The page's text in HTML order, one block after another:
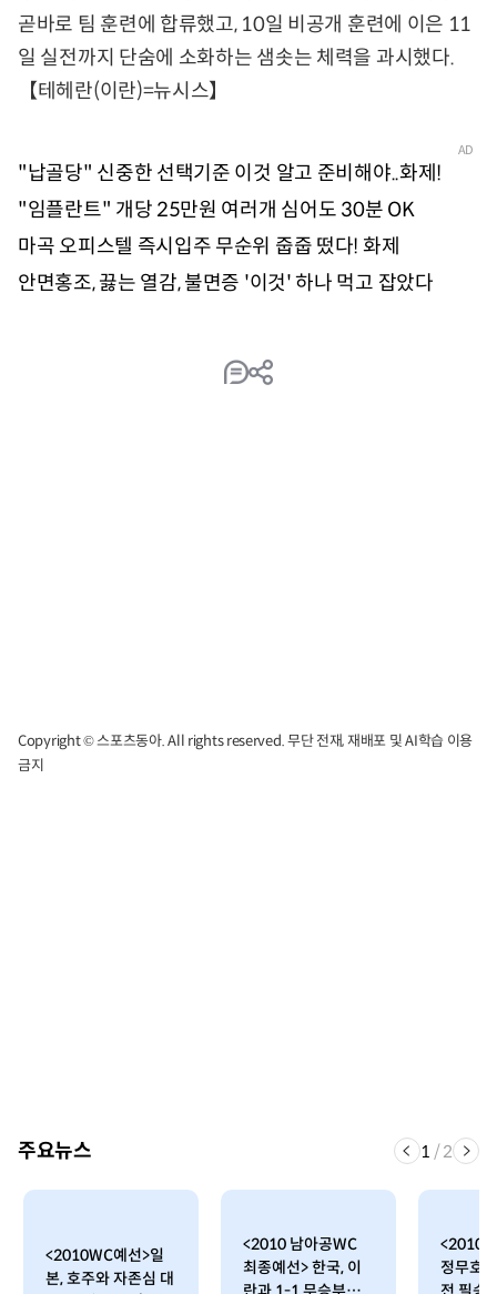
곧바로 팀 훈련에 합류했고, 10일 비공개 훈련에 이은 11
일 실전까지 단숨에 소화하는 샘솟는 체력을 과시했다.
【테헤란(이란)=뉴시스】
Copyright © 스포츠동아. All rights reserved. 무단 전재, 재배포 및 AI학습 이용
금지
주요뉴스 1 /2
<2010WC예선>일
본, 호주와 자존심 대
<2010 남아공WC
최종예선> 한국, 이
정무호,